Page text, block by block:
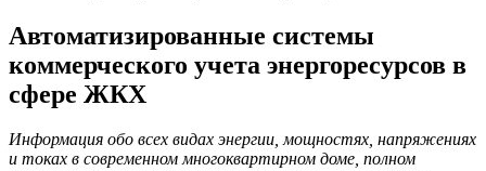
Автоматизированные системы
коммерческого учета энергоресурсов в
сфере ЖКХ
Информация обо всех видах энергии, мощностях, напряжениях
и токах в современном многоквартирном доме, полном